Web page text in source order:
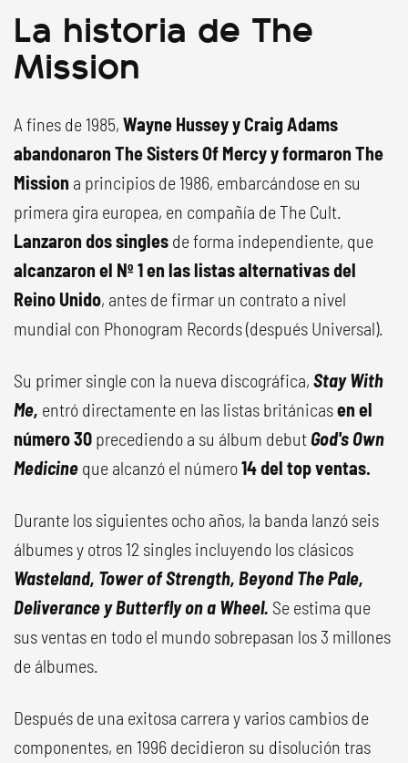
La historia de The
Mission
A fines de 1985, Wayne Hussey y Craig Adams
abandonaron The Sisters Of Mercy y formaron The
Mission a principios de 1986, embarcándose en su
primera gira europea, en compañía de The Cult.
Lanzaron dos singles de forma independiente, que
alcanzaron el Nº 1 en las listas alternativas del
Reino Unido, antes de firmar un contrato a nivel
mundial con Phonogram Records (después Universal).
Su primer single con la nueva discográfica, Stay With
Me, entró directamente en las listas británicasen el
número 30 precediendo a su álbum debut God's Own
Medicine que alcanzó el número14 del top ventas.
Durante los siguientes ocho años, la banda lanzó seis
álbumes y otros 12 singles incluyendo los clásicos
Wasteland, Tower of Strength, Beyond The Pale,
Deliverance y Butterfly on a Wheel. Se estima que
sus ventas en todo el mundo sobrepasan los 3 millones
de álbumes.
Después de una exitosa carrera y varios cambios de
componentes, en 1996 decidieron su disolución tras